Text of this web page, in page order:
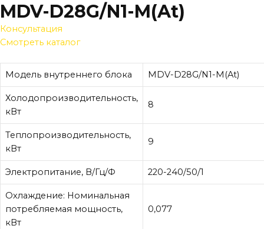
MDV-D28G/N1-M(At)
Консультация
Смотреть каталог
Модель внутреннего блока MDV-D28G/N1-M(At)
Холодопроизводительность,
кВт
8
Теплопроизводительность,
кВт
9
Электропитание, В/Гц/Ф 220-240/50/1
Охлаждение: Номинальная
потребляемая мощность,
кВт
0,077